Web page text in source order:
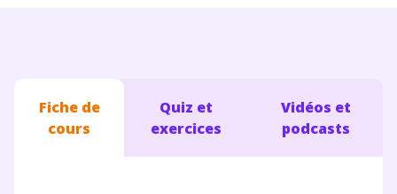
Fiche de
cours
Quiz et
exercices
Vidéos et
podcasts